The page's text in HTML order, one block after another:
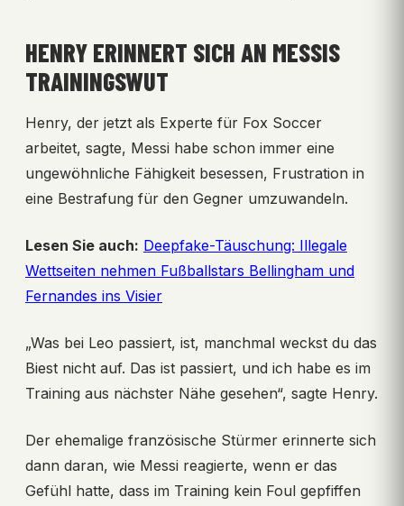
HENRY ERINNERT SICH AN MESSIS
TRAININGSWUT
Henry, der jetzt als Experte für Fox Soccer
arbeitet, sagte, Messi habe schon immer eine
ungewöhnliche Fähigkeit besessen, Frustration in
eine Bestrafung für den Gegner umzuwandeln.
Lesen Sie auch: Deepfake-Täuschung: Illegale
Wettseiten nehmen Fußballstars Bellingham und
Fernandes ins Visier
„Was bei Leo passiert, ist, manchmal weckst du das
Biest nicht auf. Das ist passiert, und ich habe es im
Training aus nächster Nähe gesehen“, sagte Henry.
Der ehemalige französische Stürmer erinnerte sich
dann daran, wie Messi reagierte, wenn er das
Gefühl hatte, dass im Training kein Foul gepfiffen